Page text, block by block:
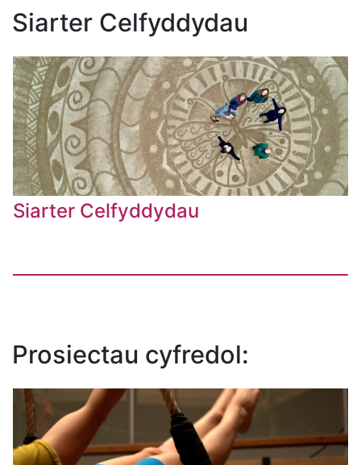
Siarter Celfyddydau
Siarter Celfyddydau
Prosiectau cyfredol: